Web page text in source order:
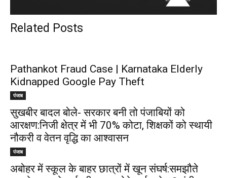
Related Posts
Pathankot Fraud Case | Karnataka Elderly
Kidnapped Google Pay Theft
पंजाब
सुखबीर बादल बोले- सरकार बनी तो पंजाबियों को
आरक्षण:निजी क्षेत्र में भी 70% कोटा, शिक्षकों को स्थायी
नौकरी व वेतन वृद्धि का आश्वासन
पंजाब
अबोहर में स्कूल के बाहर छात्रों में खून संघर्ष:समझौते